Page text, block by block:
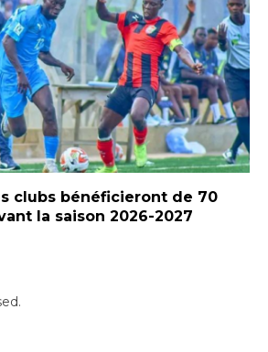
clubs bénéficieront de 70
la saison 2026-2027